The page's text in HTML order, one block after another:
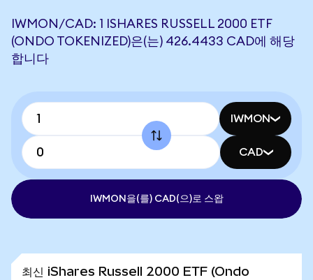
IWMON/CAD: 1 ISHARES RUSSELL 2000 ETF
(ONDO TOKENIZED)은(는) 426.4433 CAD에 해당
합니다
IWMON
CAD
IWMON을(를) CAD(으)로 스왑
최신 iShares Russell 2000 ETF (Ondo